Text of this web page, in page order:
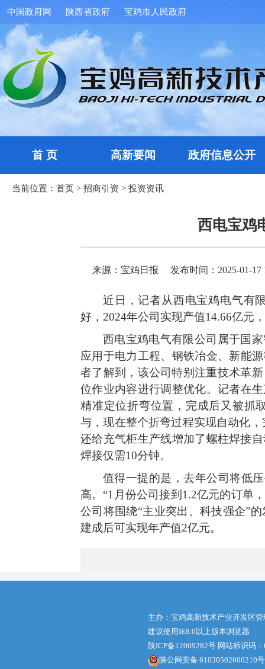
中国政府网 陕西省政府 宝鸡市人民政府
首 页 高新要闻 政府信息公开
当前位置： 首页 > 招商引资 > 投资资讯
西电宝鸡
来源：宝鸡日报 发布时间：2025-01-17
近日，记者从西电宝鸡电气有
好，2024年公司实现产值14.66亿元
西电宝鸡电气有限公司属于国
应用于电力工程、钢铁冶金、新能
者了解到，该公司特别注重技术革
位作业内容进行调整优化。记者在
精准定位折弯位置，完成后又被抓
与，现在整个折弯过程实现自动化
还给充气柜生产线增加了螺柱焊接
焊接仅需10分钟。
值得一提的是，去年公司将低
高。“1月份公司接到1.2亿元的订单
公司将围绕“主业突出、科技强企”
建成后可实现年产值2亿元。
主办：宝鸡高新技术产业开发区
建议使用IE8.0以上版本浏览器
陕ICP备12009282号 网站标识码
陕公网安备 61030502000210号